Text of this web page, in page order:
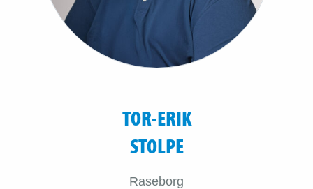
TOR-ERIK
STOLPE
Raseborg